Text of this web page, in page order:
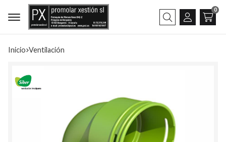
Buscar
0
Inicio ventilación